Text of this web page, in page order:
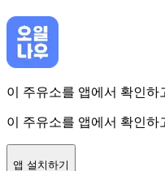
이 주유소를 앱에서 확인하
이 주유소를 앱에서 확인하
앱 설치하기